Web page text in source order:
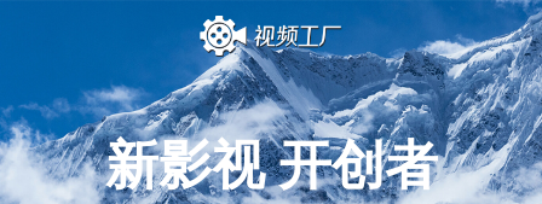
新影视 开创者